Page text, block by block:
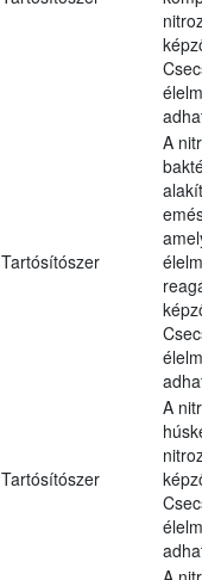
Tartósítószer
A
Tartósítószer
A